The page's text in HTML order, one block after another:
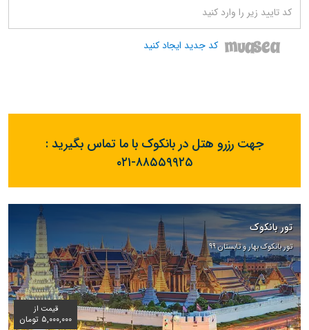
کد جدید ایجاد کنید
جهت رزرو هتل در بانکوک با ما تماس بگیرید :
۰۲۱-۸۸۵۵۹۹۲۵
تور بانکوک
تور بانکوک بهار و تابستان ۹۹
قیمت از
۵,۰۰۰,۰۰۰ تومان